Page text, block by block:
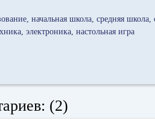
начальная школа средняя школа
электроника настольная игра
(2)